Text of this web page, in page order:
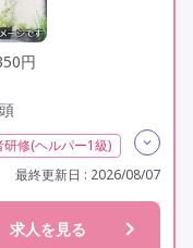
円
研修(ヘルパー1級)
残業月20時間以内
交通費支給
学歴不問
最終更新日 : 2026/08/07
求人を見る